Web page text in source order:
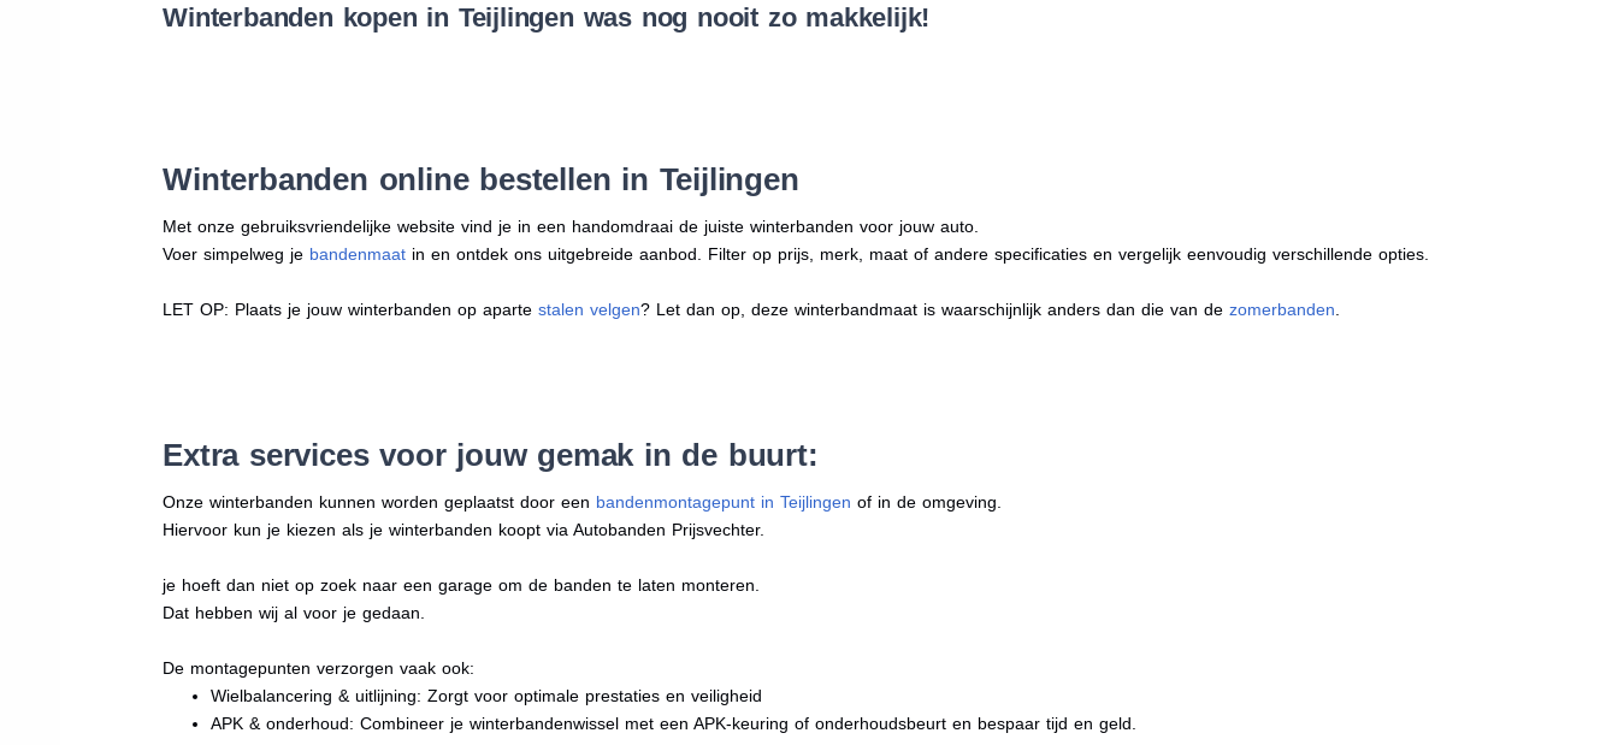
Winterbanden kopen in Teijlingen was nog nooit zo makkelijk!
Winterbanden online bestellen in Teijlingen
Met onze gebruiksvriendelijke website vind je in een handomdraai de juiste winterbanden voor jouw auto.
Voer simpelweg je bandenmaat in en ontdek ons uitgebreide aanbod. Filter op prijs, merk, maat of andere specificaties en vergelijk eenvoudig verschillende opties.
LET OP: Plaats je jouw winterbanden op apartestalen velgen? Let dan op, deze winterbandmaat is waarschijnlijk anders dan die van dezomerbanden
Extra services voor jouw gemak in de buurt:
Onze winterbanden kunnen worden geplaatst door een bandenmontagepunt in Teijlingen of in de omgeving.
Hiervoor kun je kiezen als je winterbanden koopt via Autobanden Prijsvechter.
je hoeft dan niet op zoek naar een garage om de banden te laten monteren.
Dat hebben wij al voor je gedaan.
De montagepunten verzorgen vaak ook:
Wielbalancering & uitlijning: Zorgt voor optimale prestaties en veiligheid
APK & onderhoud: Combineer je winterbandenwissel met een APK-keuring of onderhoudsbeurt en bespaar tijd en geld.